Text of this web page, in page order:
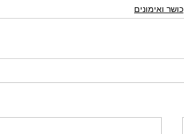
כושר ואימונים